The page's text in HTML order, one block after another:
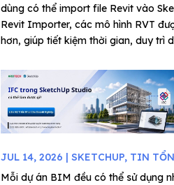
dùng có thể import file Revit vào
Revit Importer, các mô hình RVT
hơn, giúp tiết kiệm thời gian, duy trì
JUL 14, 2026 | SKETCHUP, TIN
Mỗi dự án BIM đều có thể sử dụng